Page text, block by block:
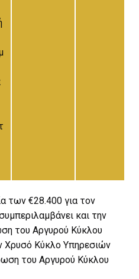
των €28.400 για τον
και την
του Αργυρού Κύκλου
Χρυσό Κύκλο Υπηρεσιών
του Αργυρού Κύκλου